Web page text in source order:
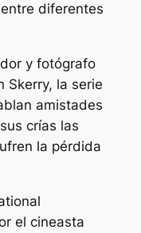
diferentes
y fotógrafo
Skerry, la serie
amistades
crías las
la pérdida
el cineasta